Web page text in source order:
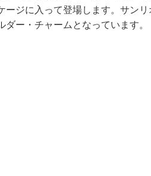
ジに入って登場します。サンリ
ー・チャームとなっています。